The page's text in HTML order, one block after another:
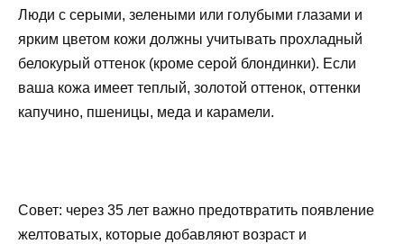
Люди с серыми, зелеными или голубыми глазами и
ярким цветом кожи должны учитывать прохладный
белокурый оттенок (кроме серой блондинки). Если
ваша кожа имеет теплый, золотой оттенок, оттенки
капучино, пшеницы, меда и карамели.
Совет: через 35 лет важно предотвратить появление
желтоватых, которые добавляют возраст и